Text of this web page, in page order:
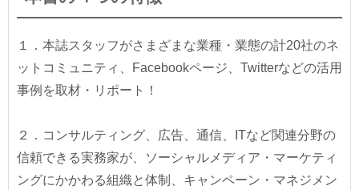
１．本誌スタッフがさまざまな業種・業態の計20社のネ
ットコミュニティ、Facebookページ、Twitterなどの活用
事例を取材・リポート！
２．コンサルティング、広告、通信、ITなど関連分野の
信頼できる実務家が、ソーシャルメディア・マーケティ
ングにかかわる組織と体制、キャンペーン・マネジメン